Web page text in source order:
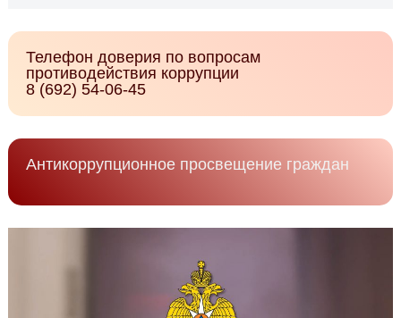
Телефон доверия по вопросам
противодействия коррупции
8 (692) 54-06-45
Антикоррупционное просвещение граждан